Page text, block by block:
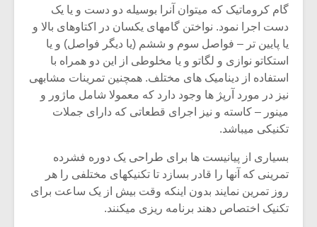
گام کروماتیک که میتوان آنرا بوسیله دو دست و یا یک
دست اجرا نمود. نواختن گامهای یکسان در اکتاوهای بالا و
یا پایین تر – فواصل سوم و ششم (یا دیگر فواصل) و یا
استکاتو نوازی و لگاتو و یا مخلوطی از این دو همراه با
استفاده از دینامیک های مختلف. همچنین تمرینات مشابهی
نیز در مورد آرپژ ها وجود دارد که معمولا شامل ماژور و
مینور – کاسته و نیز اجرای قطعاتی که دارای جملات
تکنیکی میباشد.
بسیاری از پیانیست ها برای طراحی یک دوره فشرده
تمرینی که آنها را قادر بسازد تا تکنیکهای مختلفی را هر
روز تمرین نمایند بدون اینکه وقت بیش از یک ساعت برای
تکنیک اختصاص دهند برنامه ریزی میکنند.